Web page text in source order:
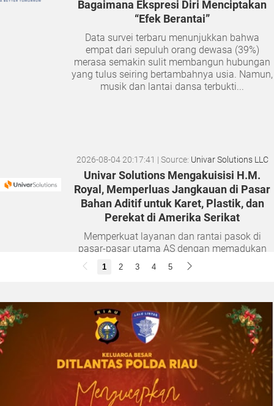
Bagaimana Ekspresi Diri Menciptakan
“Efek Berantai”
Data survei terbaru menunjukkan bahwa
empat dari sepuluh orang dewasa (39%)
merasa semakin sulit membangun hubungan
yang tulus seiring bertambahnya usia. Namun,
musik dan lantai dansa terbukti...
2026-08-04 20:17:41 | Source: Univar Solutions LLC
Univar Solutions Mengakuisisi H.M.
Royal, Memperluas Jangkauan di Pasar
Bahan Aditif untuk Karet, Plastik, dan
Perekat di Amerika Serikat
Memperkuat layanan dan rantai pasok di
pasar-pasar utama AS dengan memadukan
satu abad keahlian teknis dan hubungan
pelanggan yang dilandasi kepercayaan
2026-08-01 00:27:35 Univar Solutions LLC
Univar Solutions Mengapresiasi Mitra
Transportasi Terbaik di Ajang Carrier
Awards Tahunan
1 2 3 4 5